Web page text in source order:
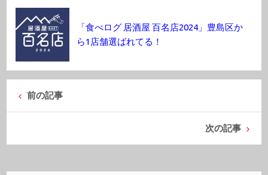
「食べログ 居酒屋 百名店2024」豊島区か
ら1店舗選ばれてる！
前の記事
次の記事